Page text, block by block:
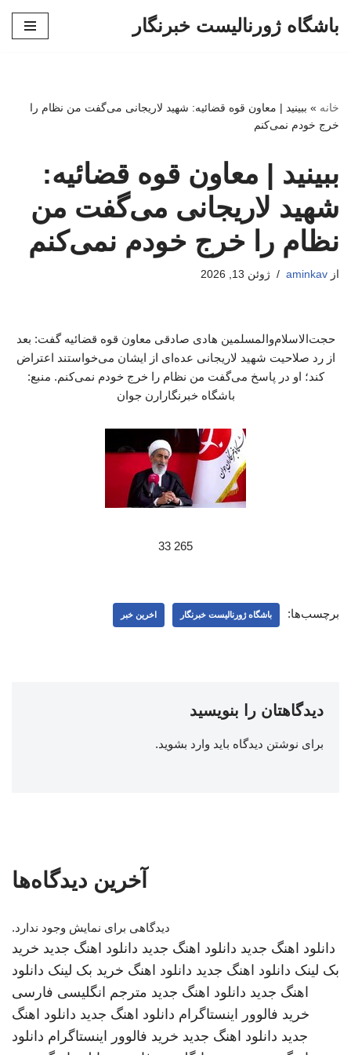
باشگاه ژورنالیست خبرنگار
خانه » ببینید | معاون قوه قضائیه: شهید لاریجانی می‌گفت من نظام را
خرج خودم نمی‌کنم
ببینید | معاون قوه قضائیه:
شهید لاریجانی می‌گفت من
نظام را خرج خودم نمی‌کنم
از aminkav ژوئن 13, 2026
حجت‌الاسلام‌والمسلمین هادی صادقی معاون قوه قضائیه گفت: بعد
از رد صلاحیت شهید لاریجانی عده‌ای از ایشان می‌خواستند اعتراض
کند؛ او در پاسخ می‌گفت من نظام را خرج خودم نمی‌کنم. منبع:
باشگاه خبرنگارارن جوان
265 33
برچسب‌ها: باشگاه ژورنالیست خبرنگار اخرین خبر
دیدگاهتان را بنویسید
برای نوشتن دیدگاه باید وارد بشوید.
آخرین دیدگاه‌ها
دیدگاهی برای نمایش وجود ندارد.
دانلود اهنگ جدید دانلود اهنگ جدید دانلود اهنگ جدید خرید
بک لینک دانلود اهنگ جدید دانلود اهنگ خرید بک لینک دانلود
اهنگ جدید دانلود اهنگ جدید مترجم انگلیسی فارسی
خرید فالوور اینستاگرام دانلود اهنگ جدید دانلود اهنگ
جدید دانلود اهنگ جدید خرید فالوور اینستاگرام دانلود